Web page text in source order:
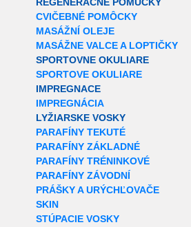
CVIČEBNÉ POMÔCKY
MASÁŽNÍ OLEJE
MASÁŽNE VALCE A LOPTIČKY
SPORTOVNE OKULIARE
SPORTOVE OKULIARE
IMPREGNACE
IMPREGNÁCIA
LYŽIARSKE VOSKY
PARAFÍNY TEKUTÉ
PARAFÍNY ZÁKLADNÉ
PARAFÍNY TRÉNINKOVÉ
PARAFÍNY ZÁVODNÍ
PRÁŠKY A URÝCHĽOVAČE
SKIN
STÚPACIE VOSKY